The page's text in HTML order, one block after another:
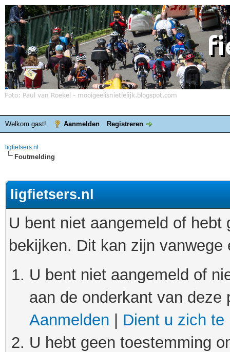
Welkom gast! Aanmelden Registreren
ligfietsers.nl
Foutmelding
ligfietsers.nl
U bent niet aangemeld of
bekijken. Dit kan zijn
U bent niet aangemeld of
aan de onderkant van
Aanmelden
Dient u zich te
U hebt geen toestemming